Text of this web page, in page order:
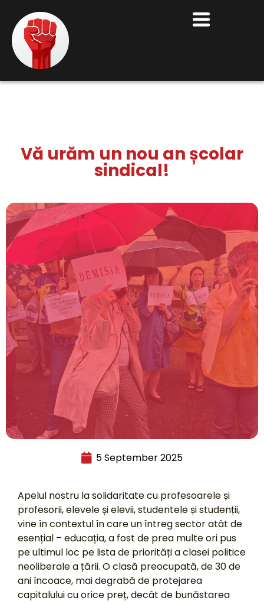
Vă urăm un nou an școlar
sindical!
5 September 2025
Apelul nostru la solidaritate cu profesoarele și
profesorii, elevele și elevii, studentele și studenții,
vine în contextul în care un întreg sector atât de
esențial – educația, a fost de prea multe ori pus
pe ultimul loc pe lista de priorități a clasei politice
neoliberale a țării. O clasă preocupată, de 30 de
ani încoace, mai degrabă de protejarea
capitalului cu orice preț, decât de bunăstarea